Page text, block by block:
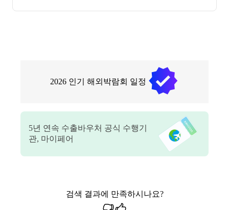
2026 인기 해외박람회 일정
5년 연속 수출바우처 공식 수행기
관, 마이페어
검색 결과에 만족하시나요?